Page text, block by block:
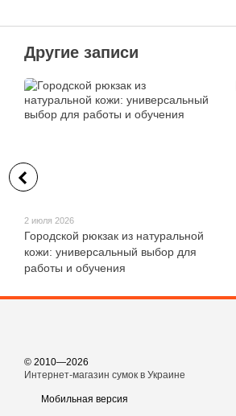
Другие записи
2 июля 2026
Городской рюкзак из натуральной
кожи: универсальный выбор для
работы и обучения
© 2010—2026
Интернет-магазин сумок в Украине
Мобильная версия